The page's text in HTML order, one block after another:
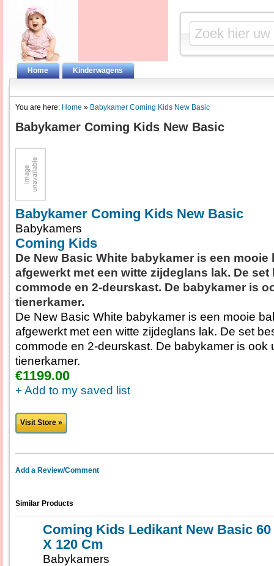
Home Kinderwagens
You are here: Home » Babykamer Coming Kids New Basic
Babykamer Coming Kids New Basic
Babykamer Coming Kids New Basic
Babykamers
Coming Kids
De New Basic White babykamer is een mooie
afgewerkt met een witte zijdeglans lak. De
commode en 2-deurskast. De babykamer is
tienerkamer.
De New Basic White babykamer is een mooie
afgewerkt met een witte zijdeglans lak. De set
commode en 2-deurskast. De babykamer is ook
tienerkamer.
€1199.00
+ Add to my saved list
Visit Store »
Add a Review/Comment
Similar Products
Coming Kids Ledikant New Basic 60
X 120 Cm
Babykamers